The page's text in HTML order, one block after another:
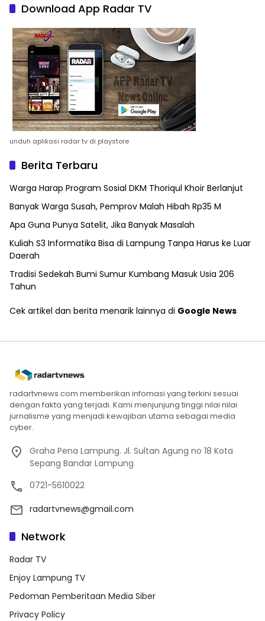
Download App Radar TV
unduh aplikasi radar tv di playstore
Berita Terbaru
Warga Harap Program Sosial DKM Thoriqul Khoir Berlanjut
Banyak Warga Susah, Pemprov Malah Hibah Rp35 M
Apa Guna Punya Satelit, Jika Banyak Masalah
Kuliah S3 Informatika Bisa di Lampung Tanpa Harus ke Luar
Daerah
Tradisi Sedekah Bumi Sumur Kumbang Masuk Usia 206
Tahun
Cek artikel dan berita menarik lainnya di Google News
radartvnews.com memberikan infomasi yang terkini sesuai
dengan fakta yang terjadi. Kami menjunjung tinggi nilai nilai
jurnalisme yang menjadi kewajiban utama sebagai media
cyber.
Graha Pena Lampung. Jl. Sultan Agung no 18 Kota
Sepang Bandar Lampung
0721-5610022
radartvnews@gmail.com
Network
Radar TV
Enjoy Lampung TV
Pedoman Pemberitaan Media Siber
Privacy Policy